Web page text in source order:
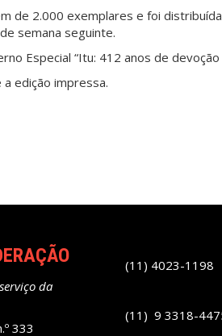
de 2.000 exemplares e foi
semana seguinte.
Especial “Itu: 412 anos de
edição impressa.
da
333
(11) 4023-1198
(11) 9 3318-